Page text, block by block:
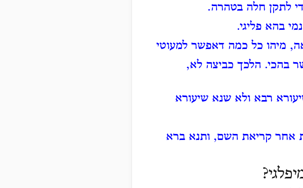
לתקן חלה בטהרה.
בהא פליגי.
מיהו כל כמה דאפשר למעוטי
בהכי. הלכך כביצה לא,
רבא ולא שנא שיעורא
אחר קריאת השם, ותנא ברא